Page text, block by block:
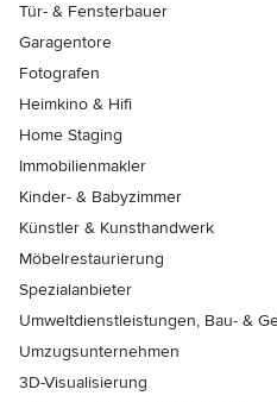
Tür- & Fensterbauer
Garagentore
Fotografen
Heimkino & Hifi
Home Staging
Immobilienmakler
Kinder- & Babyzimmer
Künstler & Kunsthandwerk
Möbelrestaurierung
Spezialanbieter
Umweltdienstleistungen, Bau- &
Umzugsunternehmen
3D-Visualisierung